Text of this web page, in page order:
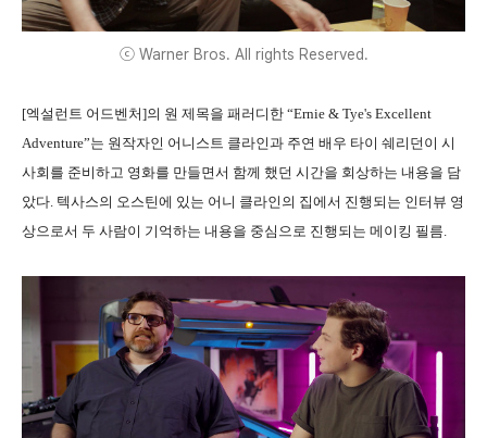
ⓒ Warner Bros. All rights Reserved.
[엑설런트 어드벤처]의 원 제목을 패러디한 “Ernie & Tye's Excellent
Adventure”는 원작자인 어니스트 클라인과 주연 배우 타이 쉐리던이 시
사회를 준비하고 영화를 만들면서 함께 했던 시간을 회상하는 내용을 담
았다. 텍사스의 오스틴에 있는 어니 클라인의 집에서 진행되는 인터뷰 영
상으로서 두 사람이 기억하는 내용을 중심으로 진행되는 메이킹 필름.